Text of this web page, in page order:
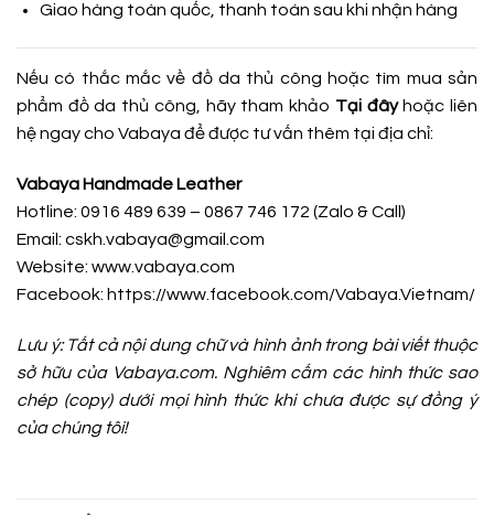
Giao hàng toàn quốc, thanh toán sau khi nhận hàng
Nếu có thắc mắc về đồ da thủ công hoặc tìm mua sản
phẩm đồ da thủ công, hãy tham khảo Tại đâyhoặc liên
hệ ngay cho Vabaya để được tư vấn thêm tại địa chỉ:
Vabaya Handmade Leather
Hotline: 0916 489 639 – 0867 746 172 (Zalo & Call)
Email: cskh.vabaya@gmail.com
Website: www.vabaya.com
Facebook: https://www.facebook.com/Vabaya.Vietnam/
Lưu ý: Tất cả nội dung chữ và hình ảnh trong bài viết thuộc
sở hữu của Vabaya.com. Nghiêm cấm các hình thức sao
chép (copy) dưới mọi hình thức khi chưa được sự đồng ý
của chúng tôi!